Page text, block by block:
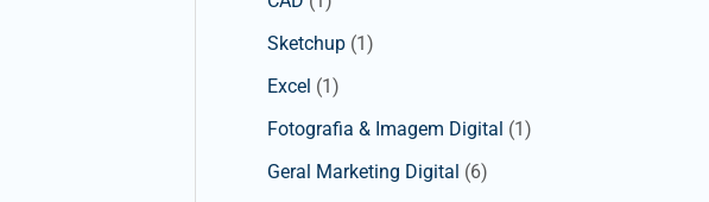
Sketchup (1)
Excel (1)
Fotografia & Imagem Digital (1)
Geral Marketing Digital (6)